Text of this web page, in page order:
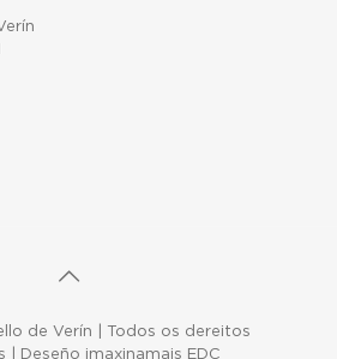
de Verín | Todos os dereitos
| Deseño imaxinamais EDC